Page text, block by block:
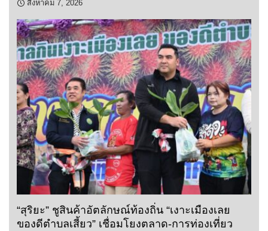
สิงหาคม 7, 2026
“สุริยะ” ชูสินค้าอัตลักษณ์ท้องถิ่น “เงาะเมืองเลย
ของดีตำบลเสี้ยว” เชื่อมโยงตลาด-การท่องเที่ยว